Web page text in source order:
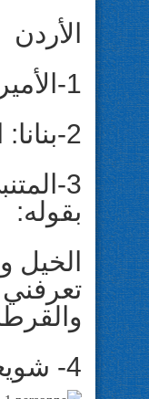
الأردن
1-الأمير :احمد شوقي
2-بنانا: اصبعا
3-
بقوله:
الخيل
4- شويعر يعرف نفسه